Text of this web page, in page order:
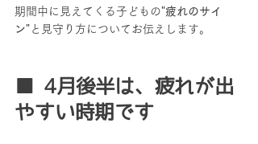
期間中に見えてくる子どもの"疲れのサイ
ン" と見守り方についてお伝えします。
■ 4月後半は、疲れが出
やすい時期です